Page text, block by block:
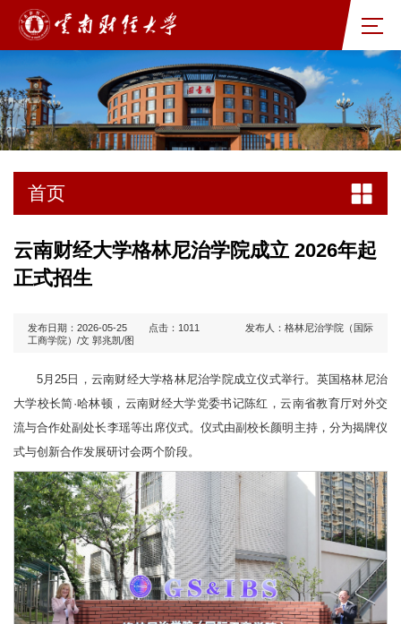
首页
云南财经大学格林尼治学院成立 2026年起
正式招生
发布日期：2026-05-25 点击： 1011
发布人：格林尼治学院（国际
工商学院）/文 郭兆凯/图
5月25日，云南财经大学格林尼治学院成立仪式举行。英国格林尼治
大学校长简·哈林顿，云南财经大学党委书记陈红，云南省教育厅对外交
流与合作处副处长李瑶等出席仪式。仪式由副校长颜明主持，分为揭牌仪
式与创新合作发展研讨会两个阶段。